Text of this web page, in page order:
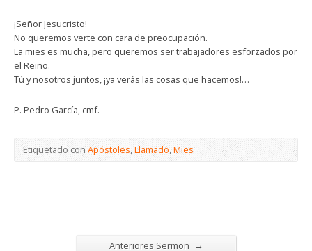
¡Señor Jesucristo!
No queremos verte con cara de preocupación.
La mies es mucha, pero queremos ser trabajadores esforzados por
el Reino.
Tú y nosotros juntos, ¡ya verás las cosas que hacemos!…
P. Pedro García, cmf.
Etiquetado conApóstoles,Llamado,Mies
Anteriores Sermon →